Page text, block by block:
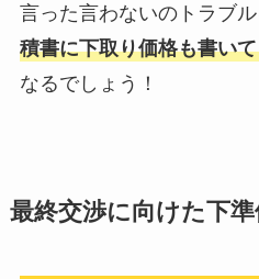
言った言わないのトラブル
積書に下取り価格も書い
なるでしょう！
最終交渉に向けた下